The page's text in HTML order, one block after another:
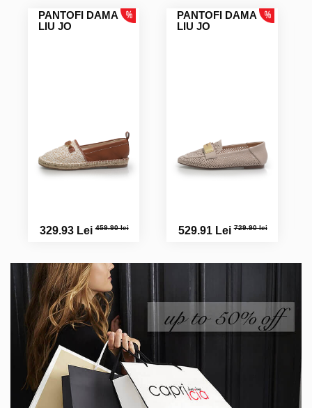
PANTOFI DAMA
LIU JO
329.93 Lei459.90 lei
PANTOFI DAMA
LIU JO
529.91 Lei729.90 lei